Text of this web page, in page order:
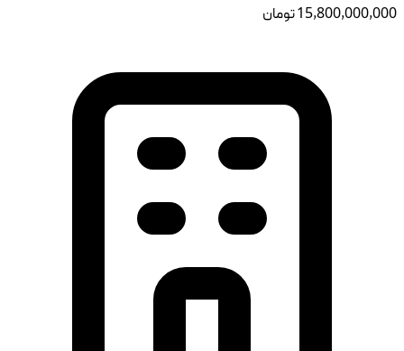
15,800,000,000تومان